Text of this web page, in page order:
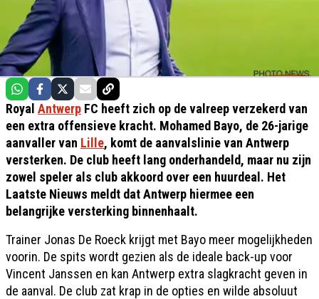
Royal Antwerp FC heeft zich op de valreep verzekerd van
een extra offensieve kracht. Mohamed Bayo, de 26-jarige
aanvaller van Lille, komt de aanvalslinie van Antwerp
versterken. De club heeft lang onderhandeld, maar nu zijn
zowel speler als club akkoord over een huurdeal. Het
Laatste Nieuws meldt dat Antwerp hiermee een
belangrijke versterking binnenhaalt.
Trainer Jonas De Roeck krijgt met Bayo meer mogelijkheden
voorin. De spits wordt gezien als de ideale back-up voor
Vincent Janssen en kan Antwerp extra slagkracht geven in
de aanval. De club zat krap in de opties en wilde absoluut